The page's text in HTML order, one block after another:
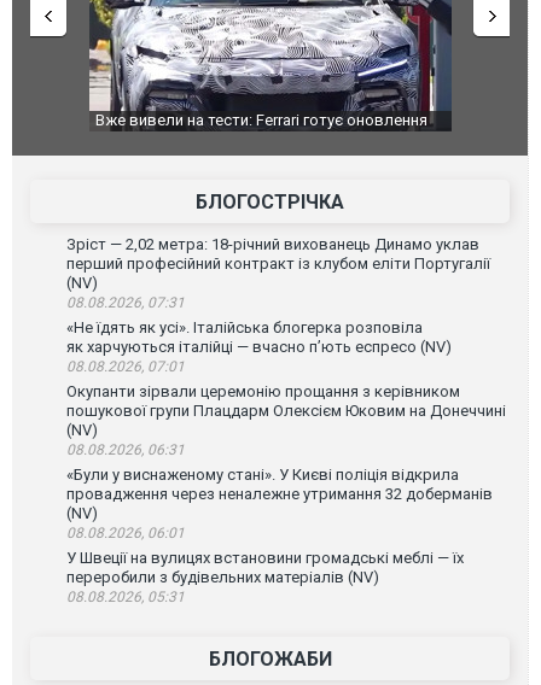
Вже вивели на тести: Ferrari готує оновлення
Вийшов
фільму
БЛОГОСТРІЧКА
Зріст — 2,02 метра: 18-річний вихованець Динамо уклав
перший професійний контракт із клубом еліти Португалії
(NV)
08.08.2026, 07:31
«Не їдять як усі». Італійська блогерка розповіла
як харчуються італійці — вчасно п’ють еспресо (NV)
08.08.2026, 07:01
Окупанти зірвали церемонію прощання з керівником
пошукової групи Плацдарм Олексієм Юковим на Донеччині
(NV)
08.08.2026, 06:31
«Були у виснаженому стані». У Києві поліція відкрила
провадження через неналежне утримання 32 доберманів
(NV)
08.08.2026, 06:01
У Швеції на вулицях встановини громадські меблі — їх
переробили з будівельних матеріалів (NV)
08.08.2026, 05:31
БЛОГОЖАБИ